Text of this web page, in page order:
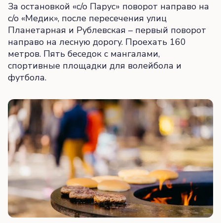
За остановкой «с/о Парус» поворот направо на
с/о «Медик», после пересечения улиц
Планетарная и Рублевская – первый поворот
направо на лесную дорогу. Проехать 160
метров. Пять беседок с мангалами,
спортивные площадки для волейбола и
футбола.